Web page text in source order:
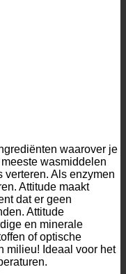
waarover je
wasmiddelen
verteren. Als enzymen
Attitude maakt
dat er geen
Attitude
en minerale
of optische
milieu! Ideaal voor het